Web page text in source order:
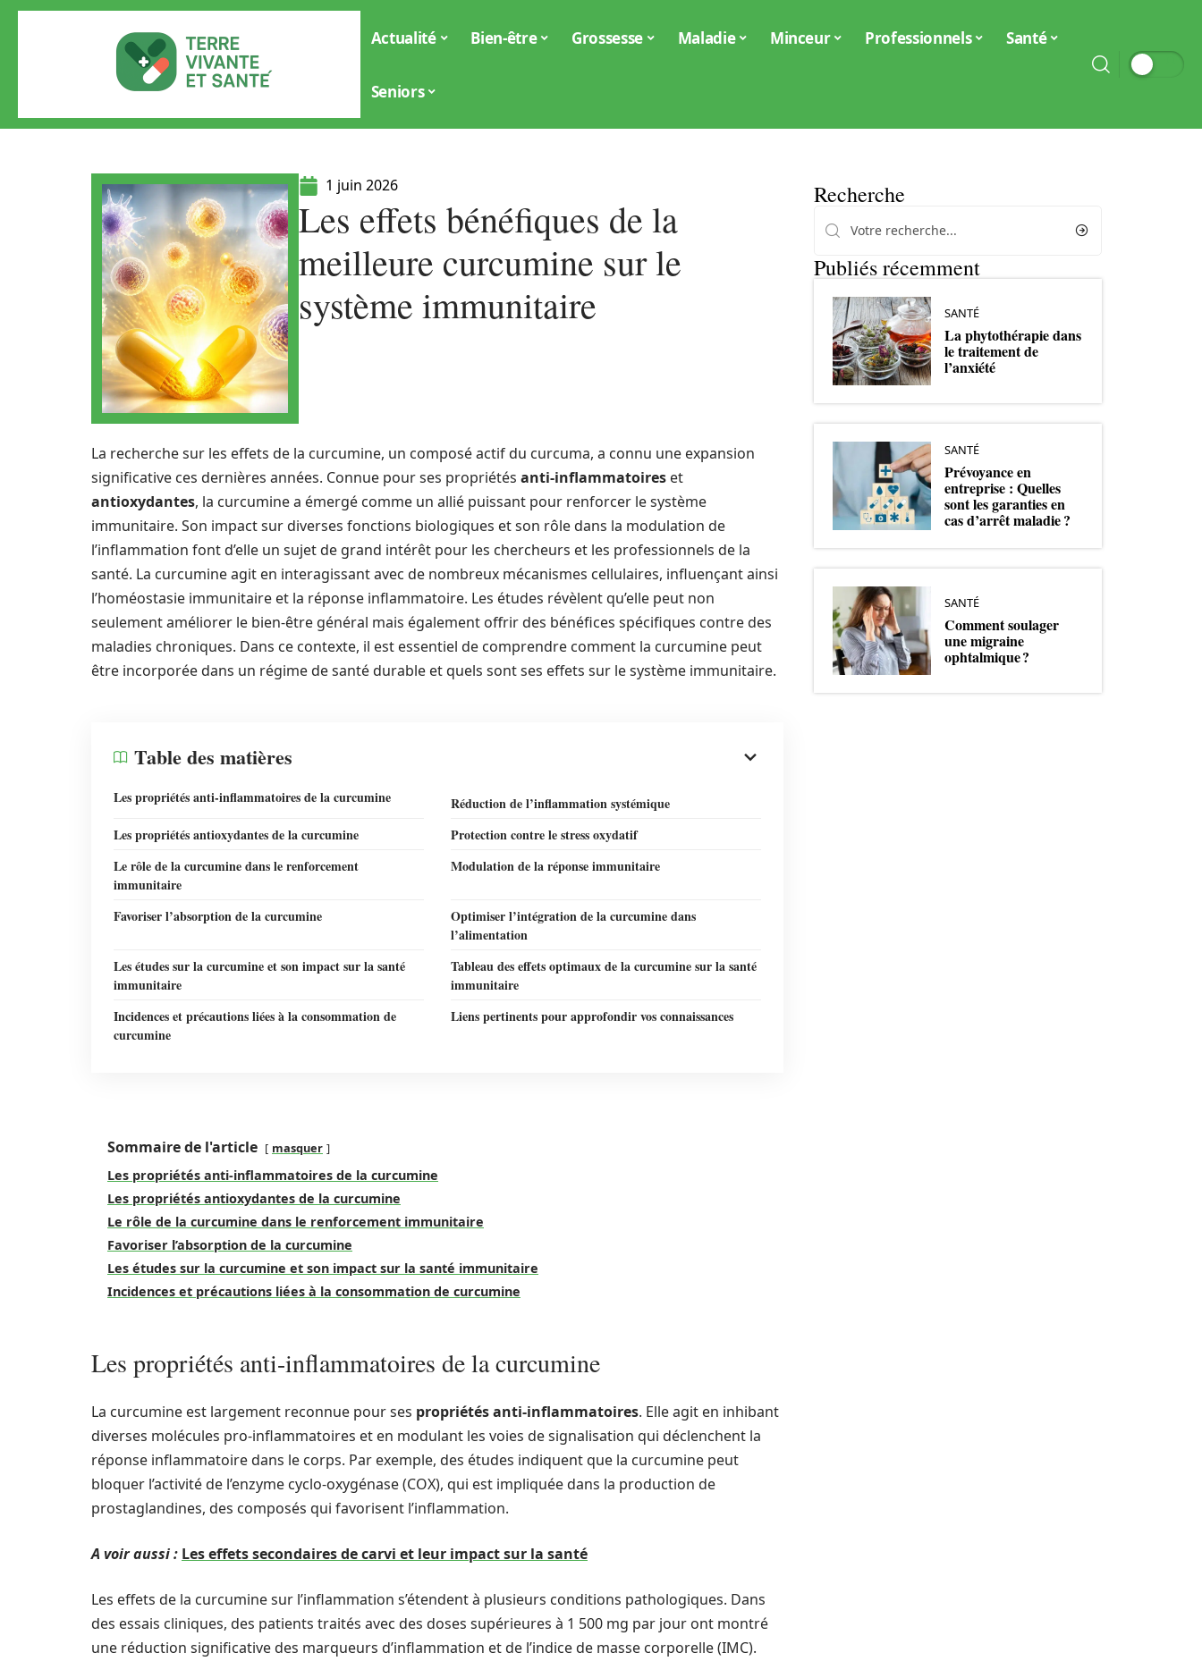
Actualité Bien-être Grossesse Maladie Minceur Professionnels Santé
Seniors
1 juin 2026
Les effets bénéfiques de la
meilleure curcumine sur le
système immunitaire
La recherche sur les effets de la curcumine, un composé actif du curcuma, a connu une expansion
significative ces dernières années. Connue pour ses propriétés anti-inflammatoires et
antioxydantes, la curcumine a émergé comme un allié puissant pour renforcer le système
immunitaire. Son impact sur diverses fonctions biologiques et son rôle dans la modulation de
l’inflammation font d’elle un sujet de grand intérêt pour les chercheurs et les professionnels de la
santé. La curcumine agit en interagissant avec de nombreux mécanismes cellulaires, influençant ainsi
l’homéostasie immunitaire et la réponse inflammatoire. Les études révèlent qu’elle peut non
seulement améliorer le bien-être général mais également offrir des bénéfices spécifiques contre des
maladies chroniques. Dans ce contexte, il est essentiel de comprendre comment la curcumine peut
être incorporée dans un régime de santé durable et quels sont ses effets sur le système immunitaire.
Table des matières
Les propriétés anti-inflammatoires de la curcumine
Réduction de l’inflammation systémique
Les propriétés antioxydantes de la curcumine
Protection contre le stress oxydatif
Le rôle de la curcumine dans le renforcement
immunitaire
Modulation de la réponse immunitaire
Favoriser l’absorption de la curcumine
Optimiser l’intégration de la curcumine dans
l’alimentation
Les études sur la curcumine et son impact sur la santé
immunitaire
Tableau des effets optimaux de la curcumine sur la santé
immunitaire
Incidences et précautions liées à la consommation de
curcumine
Liens pertinents pour approfondir vos connaissances
Sommaire de l'article masquer
Les propriétés anti-inflammatoires de la curcumine
Les propriétés antioxydantes de la curcumine
Le rôle de la curcumine dans le renforcement immunitaire
Favoriser l’absorption de la curcumine
Les études sur la curcumine et son impact sur la santé immunitaire
Incidences et précautions liées à la consommation de curcumine
Les propriétés anti-inflammatoires de la curcumine
La curcumine est largement reconnue pour ses propriétés anti-inflammatoires. Elle agit en inhibant
diverses molécules pro-inflammatoires et en modulant les voies de signalisation qui déclenchent la
réponse inflammatoire dans le corps. Par exemple, des études indiquent que la curcumine peut
bloquer l’activité de l’enzyme cyclo-oxygénase (COX), qui est impliquée dans la production de
prostaglandines, des composés qui favorisent l’inflammation.
A voir aussi : Les effets secondaires de carvi et leur impact sur la santé
Les effets de la curcumine sur l’inflammation s’étendent à plusieurs conditions pathologiques. Dans
des essais cliniques, des patients traités avec des doses supérieures à 1 500 mg par jour ont montré
une réduction significative des marqueurs d’inflammation et de l’indice de masse corporelle (IMC).
Recherche
Publiés récemment
SANTÉ
La phytothérapie dans
le traitement de
l’anxiété
SANTÉ
Prévoyance en
entreprise : Quelles
sont les garanties en
cas d’arrêt maladie ?
SANTÉ
Comment soulager
une migraine
ophtalmique ?